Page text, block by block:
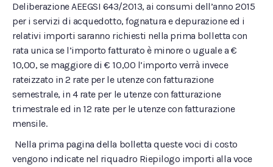
Deliberazione AEEGSI 643/2013, ai consumi dell’anno 2015
per i servizi di acquedotto, fognatura e depurazione ed i
relativi importi saranno richiesti nella prima bolletta con
rata unica se l’importo fatturato è minore o uguale a €
10,00, se maggiore di € 10,00 l’importo verrà invece
rateizzato in 2 rate per le utenze con fatturazione
semestrale, in 4 rate per le utenze con fatturazione
trimestrale ed in 12 rate per le utenze con fatturazione
mensile.
Nella prima pagina della bolletta queste voci di costo
vengono indicate nel riquadro Riepilogo importi alla voce